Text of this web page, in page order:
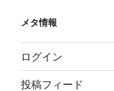
メタ情報
ログイン
投稿フィード